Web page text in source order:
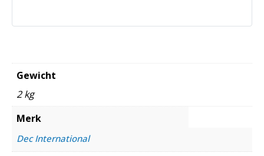
Gewicht
2 kg
Merk
Dec International